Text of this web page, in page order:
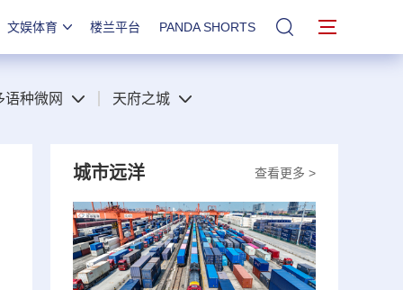
文娱体育 楼兰平台 PANDA SHORTS 站内搜索
语种微网 天府之城
查看更多 >
城市远洋